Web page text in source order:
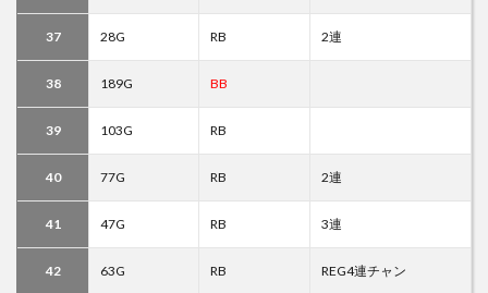
37 28G RB 2連
38 189G BB
39 103G RB
40 77G RB 2連
41 47G RB 3連
42 63G RB REG4連チャン